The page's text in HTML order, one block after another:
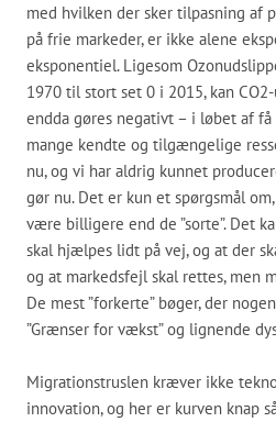
med hvilken der sker tilpasning af
på frie markeder, er ikke alene
eksponentiel. Ligesom
1970 til stort set 0 i 2015, kan
endda gøres negativt – i løbet af
mange kendte og tilgængelige
nu, og vi har aldrig kunnet
gør nu. Det er kun et spørgsmål om,
være billigere end de ”sorte”. Det
skal hjælpes lidt på vej, og at der
og at markedsfejl skal rettes, men
De mest ”forkerte” bøger, der
”Grænser for vækst” og lignende
Migrationstruslen kræver ikke
innovation, og her er kurven knap